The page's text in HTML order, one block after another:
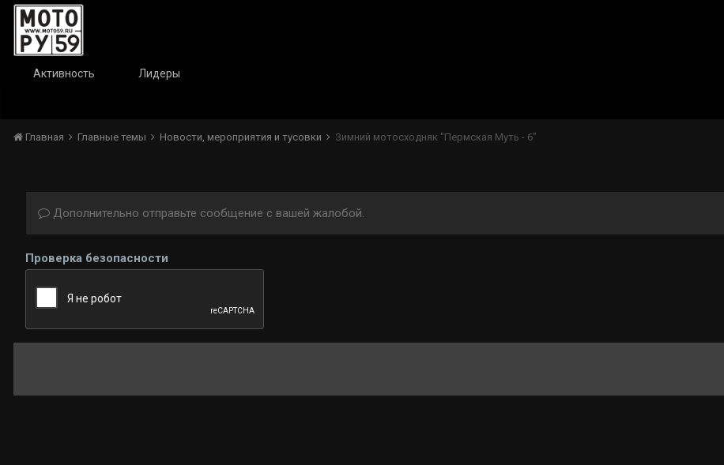
Активность Лидеры
Главная Главные темы Новости, мероприятия и тусовки Зимний мотосходняк "Пермская Муть - 6"
Дополнительно отправьте сообщение с вашей жалобой.
Проверка безопасности